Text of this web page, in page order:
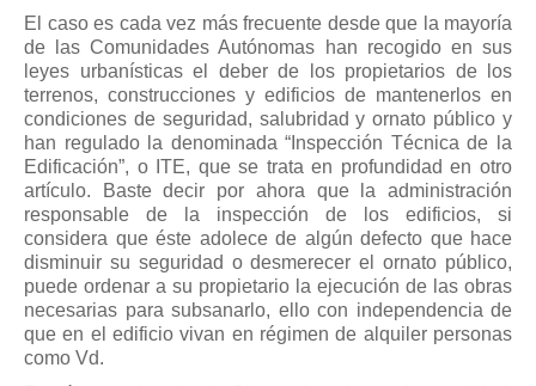
El caso es cada vez más frecuente desde que la mayoría
de las Comunidades Autónomas han recogido en sus
leyes urbanísticas el deber de los propietarios de los
terrenos, construcciones y edificios de mantenerlos en
condiciones de seguridad, salubridad y ornato público y
han regulado la denominada “Inspección Técnica de la
Edificación”, o ITE, que se trata en profundidad en otro
artículo. Baste decir por ahora que la administración
responsable de la inspección de los edificios, si
considera que éste adolece de algún defecto que hace
disminuir su seguridad o desmerecer el ornato público,
puede ordenar a su propietario la ejecución de las obras
necesarias para subsanarlo, ello con independencia de
que en el edificio vivan en régimen de alquiler personas
como Vd.